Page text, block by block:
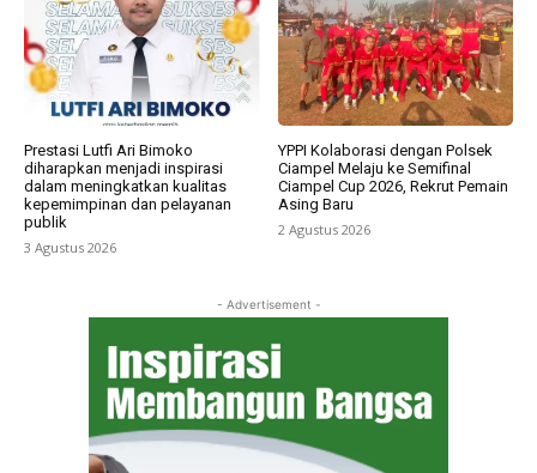
Prestasi Lutfi Ari Bimoko
diharapkan menjadi inspirasi
dalam meningkatkan kualitas
kepemimpinan dan pelayanan
publik
3 Agustus 2026
YPPI Kolaborasi dengan Polsek
Ciampel Melaju ke Semifinal
Ciampel Cup 2026, Rekrut Pemain
Asing Baru
2 Agustus 2026
- Advertisement -